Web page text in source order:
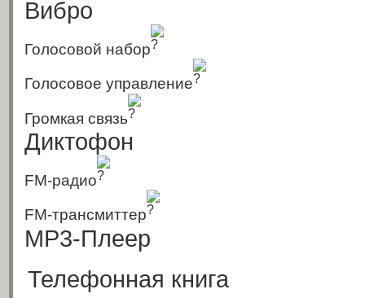
Вибро
Голосовой набор
Голосовое управление
Громкая связь
Диктофон
FM-радио
FM-трансмиттер
MP3-Плеер
Телефонная книга